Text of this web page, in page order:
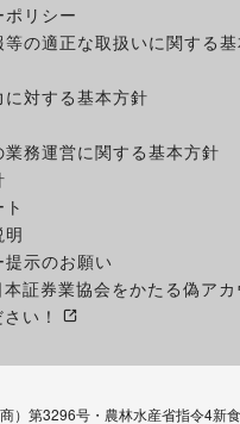
リシー
の適正な取扱いに関する
に対する基本方針
業務運営に関する基本方針
示のお願い
証券業協会をかたる偽ア
い！
）第3296号・農林水産省指令4新